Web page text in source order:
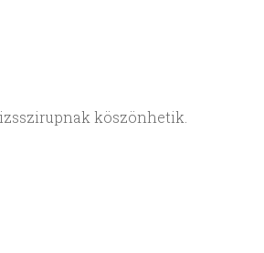
köszönhetik.